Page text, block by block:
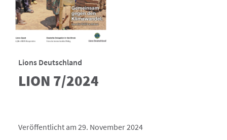
Lions Deutschland
LION 7/2024
Veröffentlicht am 29. November 2024